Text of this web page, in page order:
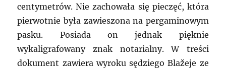
centymetrów. Nie zachowała się pieczęć, która
pierwotnie była zawieszona na pergaminowym
pasku. Posiada on jednak pięknie
wykaligrafowany znak notarialny. W treści
dokument zawiera wyroku sędziego Blažeje ze